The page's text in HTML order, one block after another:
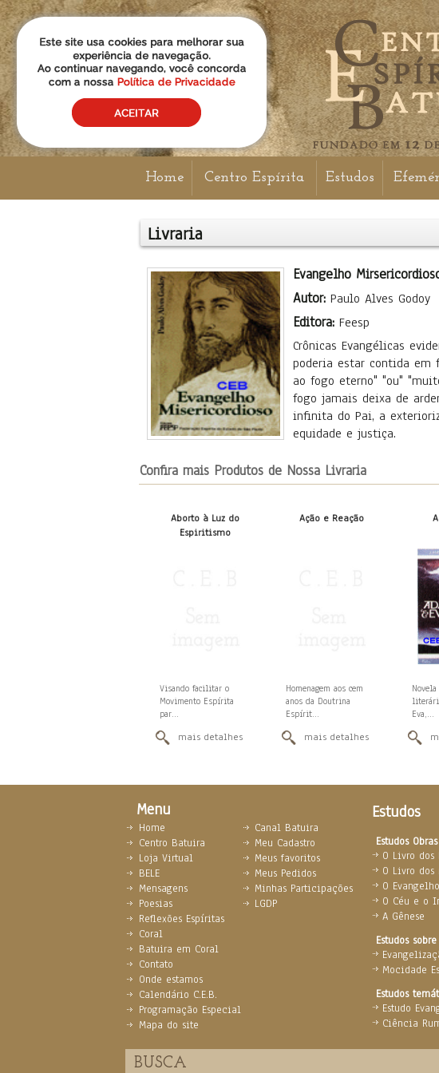
Home Centro Espírita Estudos
Livraria
Evangelho
Autor: Paulo Alves Godoy
Editora: Feesp
Crônicas Evangélicas
poderia estar contida em
ao fogo eterno" "ou"
fogo jamais deixa de
infinita do Pai, a
equidade e justiça.
Confira mais Produtos de Nossa Livraria
Aborto à Luz do
Espiritismo
Visando facilitar o
Movimento Espírita
par...
mais detalhes
Ação e Reação
Homenagem aos cem
anos da Doutrina
Espírit...
mais detalhes
Eva,...
Menu Estudos
Estudos
O Livro dos
O Livro dos
O
O Céu e o
A Gênese
Estudos
Mocidade
Estudos
Estudo
Ciência
Home
Centro Batuira
Loja Virtual
BELE
Mensagens
Poesias
Reflexões Espíritas
Coral
Batuira em Coral
Contato
Onde estamos
Calendário C.E.B.
Programação Especial
Mapa do site
Canal Batuira
Meu Cadastro
Meus favoritos
Meus Pedidos
Minhas Participações
LGDP